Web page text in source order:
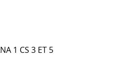
1 CS 3 ET 5